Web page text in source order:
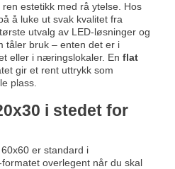
estetikk med rå ytelse. Hos
å luke ut svak kvalitet fra
utvalg av LED-løsninger og
tåler bruk – enten det er i
eller i næringslokaler. En flat
gir et rent uttrykk som
plass.
i stedet for
er standard i
overlegent når du skal